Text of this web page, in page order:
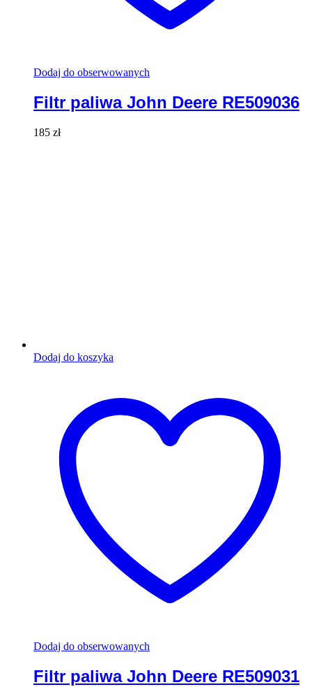
Dodaj do obserwowanych
Filtr paliwa John Deere RE509036
185 zł
Dodaj do koszyka
Dodaj do obserwowanych
Filtr paliwa John Deere RE509031